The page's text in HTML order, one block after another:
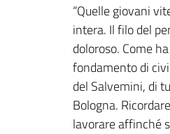
“Quelle giovani
intera. Il filo del
doloroso. Come
fondamento di
del Salvemini, di
Bologna.
lavorare affinché